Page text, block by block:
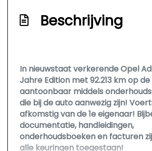
Exterieur
Getint glas
Park distance control
Sportvelgen
Beschrijving
In nieuwstaat verkerende Opel
Jahre Edition met 92.213 km op
aantoonbaar middels
die bij de auto aanwezig zijn!
afkomstig van de 1e eigenaar!
documentatie, handleidingen,
onderhoudsboeken en facturen
alle keuringen toegestaan!